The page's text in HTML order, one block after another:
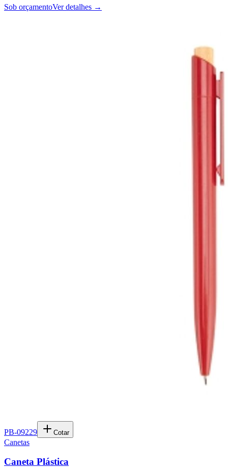
Sob orçamentoVer detalhes →
PB-09229 Cotar
Canetas
Caneta Plástica